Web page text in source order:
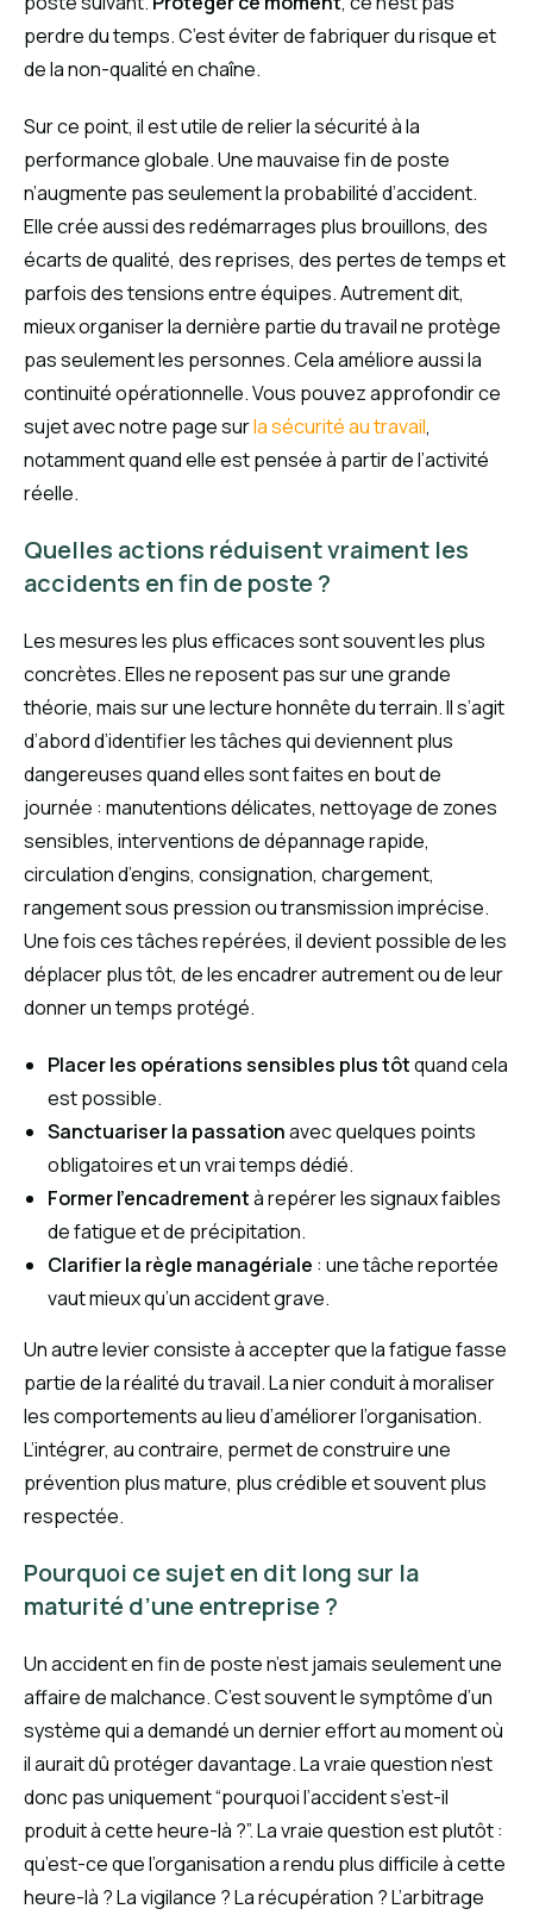
perdre du temps. C’est éviter de fabriquer du risque et
de la non-qualité en chaîne.
Sur ce point, il est utile de relier la sécurité à la
performance globale. Une mauvaise fin de poste
n’augmente pas seulement la probabilité d’accident.
Elle crée aussi des redémarrages plus brouillons, des
écarts de qualité, des reprises, des pertes de temps et
parfois des tensions entre équipes. Autrement dit,
mieux organiser la dernière partie du travail ne protège
pas seulement les personnes. Cela améliore aussi la
continuité opérationnelle. Vous pouvez approfondir ce
sujet avec notre page surla sécurité au travail,
notamment quand elle est pensée à partir de l’activité
réelle.
Quelles actions réduisent vraiment les
accidents en fin de poste ?
Les mesures les plus efficaces sont souvent les plus
concrètes. Elles ne reposent pas sur une grande
théorie, mais sur une lecture honnête du terrain. Il s’agit
d’abord d’identifier les tâches qui deviennent plus
dangereuses quand elles sont faites en bout de
journée : manutentions délicates, nettoyage de zones
sensibles, interventions de dépannage rapide,
circulation d’engins, consignation, chargement,
rangement sous pression ou transmission imprécise.
Une fois ces tâches repérées, il devient possible de les
déplacer plus tôt, de les encadrer autrement ou de leur
donner un temps protégé.
Placer les opérations sensibles plus tôtquand cela
est possible.
Sanctuariser la passationavec quelques points
obligatoires et un vrai temps dédié.
Former l’encadrementà repérer les signaux faibles
de fatigue et de précipitation.
Clarifier la règle managériale : une tâche reportée
vaut mieux qu’un accident grave.
Un autre levier consiste à accepter que la fatigue fasse
partie de la réalité du travail. La nier conduit à moraliser
les comportements au lieu d’améliorer l’organisation.
L’intégrer, au contraire, permet de construire une
prévention plus mature, plus crédible et souvent plus
respectée.
Pourquoi ce sujet en dit long sur la
maturité d’une entreprise ?
Un accident en fin de poste n’est jamais seulement une
affaire de malchance. C’est souvent le symptôme d’un
système qui a demandé un dernier effort au moment où
il aurait dû protéger davantage. La vraie question n’est
donc pas uniquement “pourquoi l’accident s’est-il
produit à cette heure-là ?”. La vraie question est plutôt :
qu’est-ce que l’organisation a rendu plus difficile à cette
heure-là ? La vigilance ? La récupération ? L’arbitrage